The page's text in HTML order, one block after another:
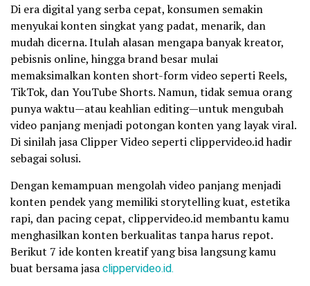
Di era digital yang serba cepat, konsumen semakin
menyukai konten singkat yang padat, menarik, dan
mudah dicerna. Itulah alasan mengapa banyak kreator,
pebisnis online, hingga brand besar mulai
memaksimalkan konten short-form video seperti Reels,
TikTok, dan YouTube Shorts. Namun, tidak semua orang
punya waktu—atau keahlian editing—untuk mengubah
video panjang menjadi potongan konten yang layak viral.
Di sinilah jasa Clipper Video seperti clippervideo.id hadir
sebagai solusi.
Dengan kemampuan mengolah video panjang menjadi
konten pendek yang memiliki storytelling kuat, estetika
rapi, dan pacing cepat, clippervideo.id membantu kamu
menghasilkan konten berkualitas tanpa harus repot.
Berikut 7 ide konten kreatif yang bisa langsung kamu
buat bersama jasaclippervideo.id.